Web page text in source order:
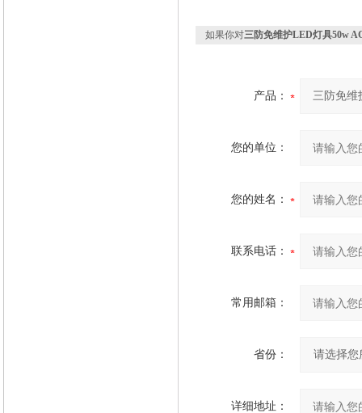
如果你对三防免维护LED灯具50w
产品：
您的单位：
您的姓名：
联系电话：
常用邮箱：
省份：
详细地址：